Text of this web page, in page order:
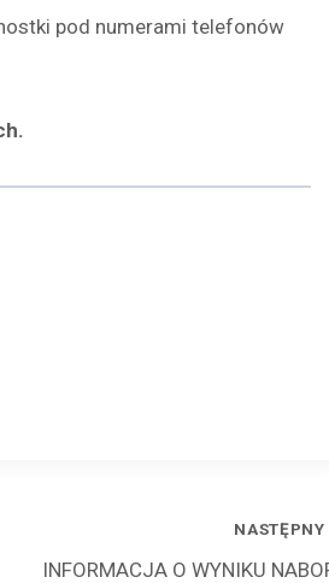
pod numerami telefonów
NASTĘPNY
INFORMACJA O WYNIKU